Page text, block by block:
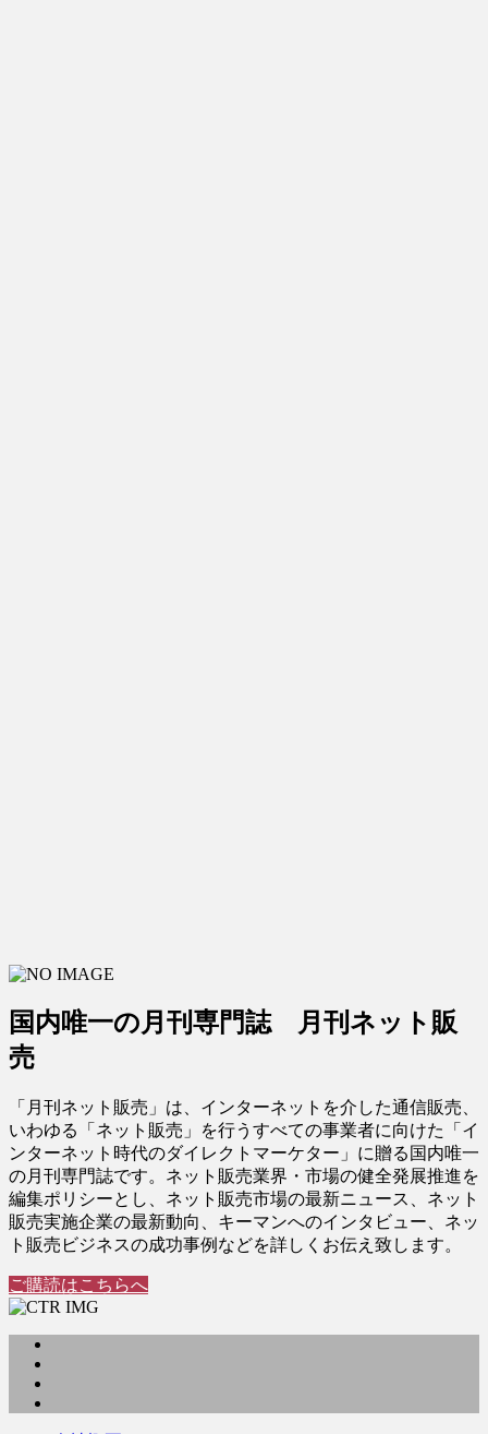
国内唯一の月刊専門誌 月刊ネット販
売
「月刊ネット販売」は、インターネットを介した通信販売、
いわゆる「ネット販売」を行うすべての事業者に向けた「イ
ンターネット時代のダイレクトマーケター」に贈る国内唯一
の月刊専門誌です。ネット販売業界・市場の健全発展推進を
編集ポリシーとし、ネット販売市場の最新ニュース、ネット
販売実施企業の最新動向、キーマンへのインタビュー、ネッ
ト販売ビジネスの成功事例などを詳しくお伝え致します。
ご購読はこちらへ